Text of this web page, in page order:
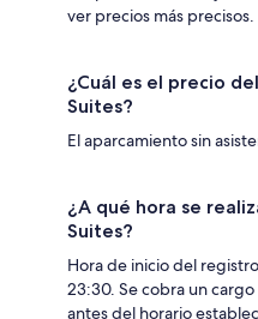
ver precios más precisos.
¿Cuál es el precio
Suites?
El aparcamiento sin
¿A qué hora se
Suites?
Hora de inicio del
23:30. Se cobra un
antes del horario